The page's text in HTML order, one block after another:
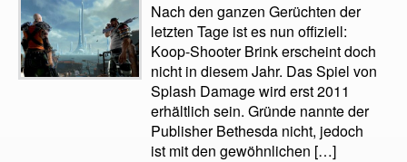
Nach den ganzen Gerüchten der
letzten Tage ist es nun offiziell:
Koop-Shooter Brink erscheint doch
nicht in diesem Jahr. Das Spiel von
Splash Damage wird erst 2011
erhältlich sein. Gründe nannte der
Publisher Bethesda nicht, jedoch
ist mit den gewöhnlichen […]